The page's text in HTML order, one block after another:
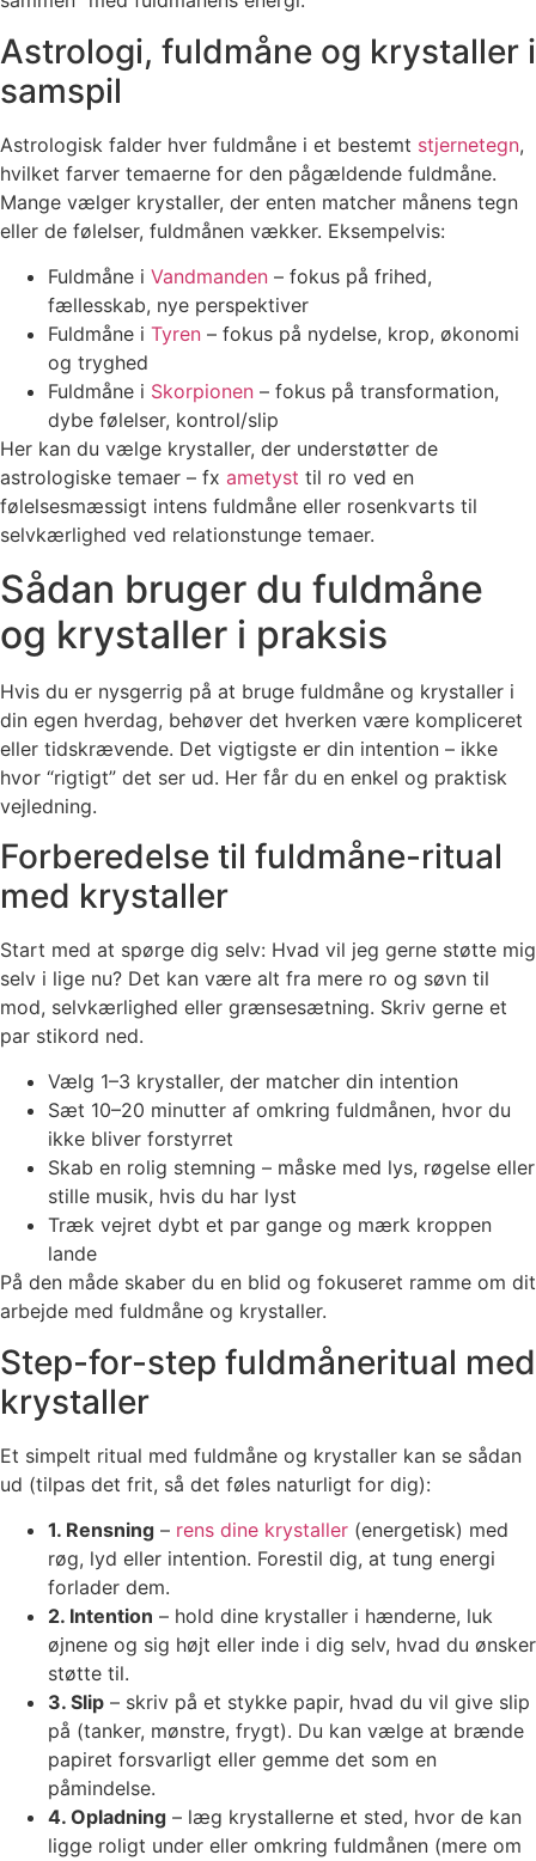
Astrologi, fuldmåne og krystaller i
samspil
Astrologisk falder hver fuldmåne i et bestemt stjernetegn,
hvilket farver temaerne for den pågældende fuldmåne.
Mange vælger krystaller, der enten matcher månens tegn
eller de følelser, fuldmånen vækker. Eksempelvis:
Fuldmåne i Vandmanden – fokus på frihed,
fællesskab, nye perspektiver
Fuldmåne i Tyren – fokus på nydelse, krop, økonomi
og tryghed
Fuldmåne i Skorpionen – fokus på transformation,
dybe følelser, kontrol/slip
Her kan du vælge krystaller, der understøtter de
astrologiske temaer – fx ametyst til ro ved en
følelsesmæssigt intens fuldmåne eller rosenkvarts til
selvkærlighed ved relationstunge temaer.
Sådan bruger du fuldmåne
og krystaller i praksis
Hvis du er nysgerrig på at bruge fuldmåne og krystaller i
din egen hverdag, behøver det hverken være kompliceret
eller tidskrævende. Det vigtigste er din intention – ikke
hvor “rigtigt” det ser ud. Her får du en enkel og praktisk
vejledning.
Forberedelse til fuldmåne-ritual
med krystaller
Start med at spørge dig selv: Hvad vil jeg gerne støtte mig
selv i lige nu? Det kan være alt fra mere ro og søvn til
mod, selvkærlighed eller grænsesætning. Skriv gerne et
par stikord ned.
Vælg 1–3 krystaller, der matcher din intention
Sæt 10–20 minutter af omkring fuldmånen, hvor du
ikke bliver forstyrret
Skab en rolig stemning – måske med lys, røgelse eller
stille musik, hvis du har lyst
Træk vejret dybt et par gange og mærk kroppen
lande
På den måde skaber du en blid og fokuseret ramme om dit
arbejde med fuldmåne og krystaller.
Step-for-step fuldmåneritual med
krystaller
Et simpelt ritual med fuldmåne og krystaller kan se sådan
ud (tilpas det frit, så det føles naturligt for dig):
1. Rensning – rens dine krystaller (energetisk) med
røg, lyd eller intention. Forestil dig, at tung energi
forlader dem.
2. Intention – hold dine krystaller i hænderne, luk
øjnene og sig højt eller inde i dig selv, hvad du ønsker
støtte til.
3. Slip – skriv på et stykke papir, hvad du vil give slip
på (tanker, mønstre, frygt). Du kan vælge at brænde
papiret forsvarligt eller gemme det som en
påmindelse.
4. Opladning – læg krystallerne et sted, hvor de kan
ligge roligt under eller omkring fuldmånen (mere om